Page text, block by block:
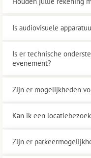
Is audiovisuele
Is er technische
evenement?
Zijn er mogelijkheden
Kan ik een
Zijn er